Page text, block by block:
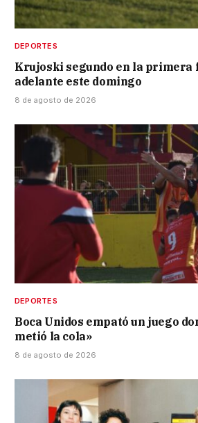
DEPORTES
Krujoski segundo en la primera
adelante este domingo
8 de agosto de 2026
DEPORTES
Boca Unidos empató un juego
metió la cola»
8 de agosto de 2026